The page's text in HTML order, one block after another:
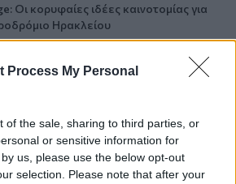
Process My Personal
of the sale, sharing to third parties, or
or sensitive information for
us, please use the below opt-out
selection. Please note that after your
Οι κορυφαίες ιδέες καινοτομίας για
Ηρακλείου
λύματα δίπλα στον Κούλε: «Το
τουρίστες επιτέθηκαν σε
υπέρ της Παλαιστίνης (Βίντεο)